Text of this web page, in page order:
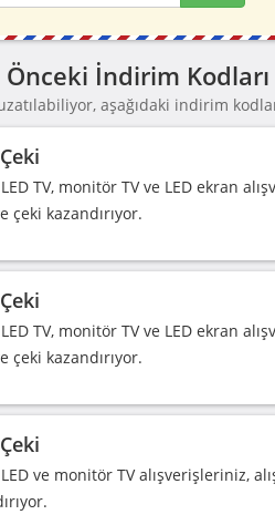
İndirim
aşağıdaki indirim
TV, monitör TV ve LED ekran
çeki kazandırıyor.
TV, monitör TV ve LED ekran
çeki kazandırıyor.
ve monitör TV alışverişleriniz,